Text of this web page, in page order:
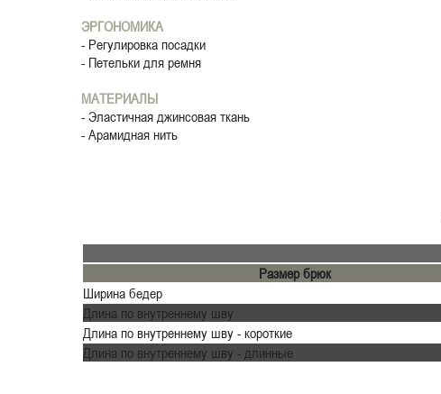
ЭРГОНОМИКА
- Регулировка посадки
- Петельки для ремня
МАТЕРИАЛЫ
- Эластичная джинсовая ткань
- Арамидная нить
Размер брюк
Ширина бедер
Длина по внутреннему шву
Длина по внутреннему шву - короткие
Длина по внутреннему шву - длинные